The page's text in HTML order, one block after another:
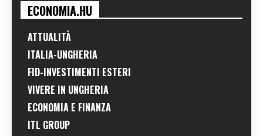
ECONOMIA.HU
ATTUALITÀ
ITALIA-UNGHERIA
FID-INVESTIMENTI ESTERI
VIVERE IN UNGHERIA
ECONOMIA E FINANZA
ITL GROUP